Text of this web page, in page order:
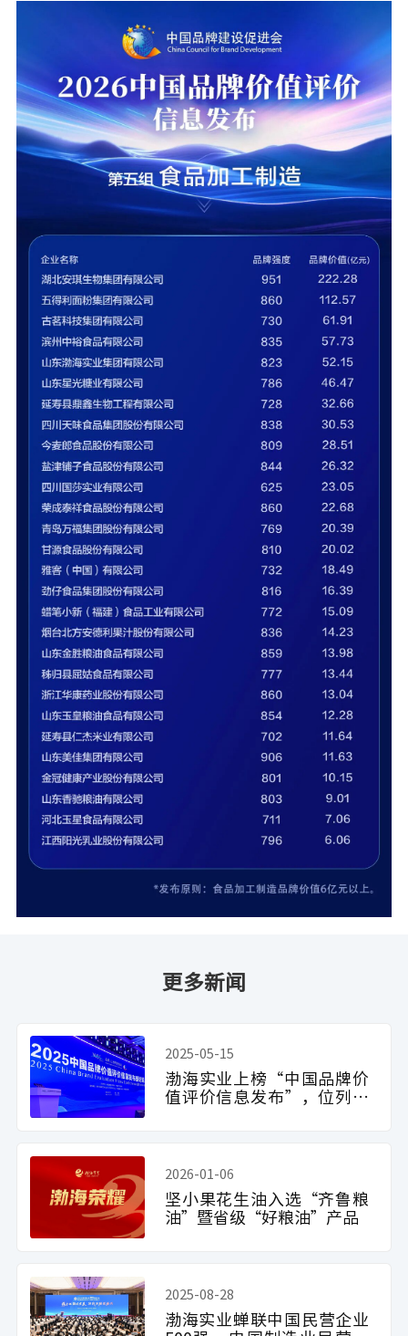
更多新闻
2025-05-15
渤海实业上榜“中国品牌价
值评价信息发布”，位列食
2026-01-06
坚小果花生油入选“齐鲁粮
油”暨省级“好粮油”产品
2025-08-28
渤海实业蝉联中国民营企业